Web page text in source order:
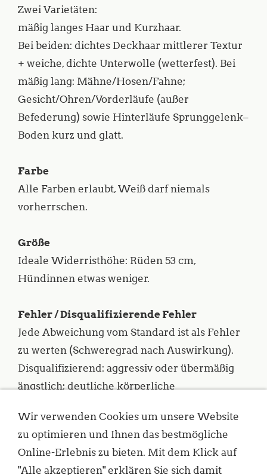
Zwei Varietäten:
mäßig langes Haar und Kurzhaar.
Bei beiden: dichtes Deckhaar mittlerer Textur
+ weiche, dichte Unterwolle (wetterfest). Bei
mäßig lang: Mähne/Hosen/Fahne;
Gesicht/Ohren/Vorderläufe (außer
Befederung) sowie Hinterläufe Sprunggelenk–
Boden kurz und glatt.
Farbe
Alle Farben erlaubt, Weiß darf niemals
vorherrschen.
Größe
Ideale Widerristhöhe: Rüden 53 cm,
Hündinnen etwas weniger.
Fehler / Disqualifizierende Fehler
Jede Abweichung vom Standard ist als Fehler
zu werten (Schweregrad nach Auswirkung).
Disqualifizierend: aggressiv oder übermäßig
ängstlich; deutliche körperliche
Rüden: zwei normal entwickelte Hoden
müssen vollständig im Hodensack sein.
Wir verwenden Cookies um unsere Website
zu optimieren und Ihnen das bestmögliche
Online-Erlebnis zu bieten. Mit dem Klick auf
"Alle akzeptieren" erklären Sie sich damit